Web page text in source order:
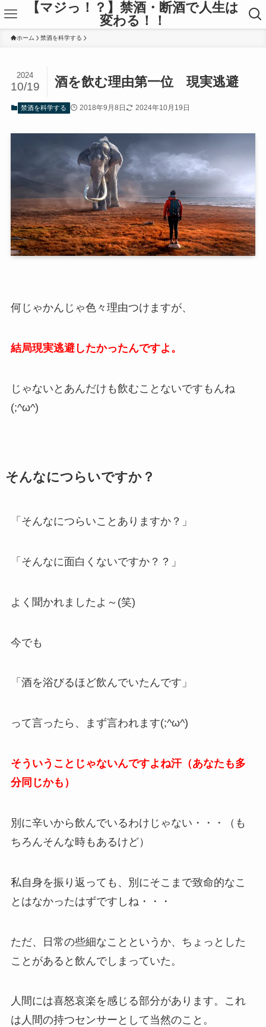
【マジっ！？】禁酒・断酒で人生は
変わる！！
ホーム 禁酒を科学する
酒を飲む理由第一位 現実逃避
2024
10/19
禁酒を科学する 2018年9月8日 2024年10月19日
何じゃかんじゃ色々理由つけますが、
結局現実逃避したかったんですよ。
じゃないとあんだけも飲むことないですもんね
(;^ω^)
そんなにつらいですか？
「そんなにつらいことありますか？」
「そんなに面白くないですか？？」
よく聞かれましたよ～(笑)
今でも
「酒を浴びるほど飲んでいたんです」
って言ったら、まず言われます(;^ω^)
そういうことじゃないんですよね汗（あなたも多
分同じかも）
別に辛いから飲んでいるわけじゃない・・・（も
ちろんそんな時もあるけど）
私自身を振り返っても、別にそこまで致命的なこ
とはなかったはずですしね・・・
ただ、日常の些細なことというか、ちょっとした
ことがあると飲んでしまっていた。
人間には喜怒哀楽を感じる部分があります。これ
は人間の持つセンサーとして当然のこと。